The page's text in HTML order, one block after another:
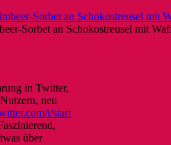
Sorbet an Schokostreusel mit
in Twitter,
neu
i/start
über